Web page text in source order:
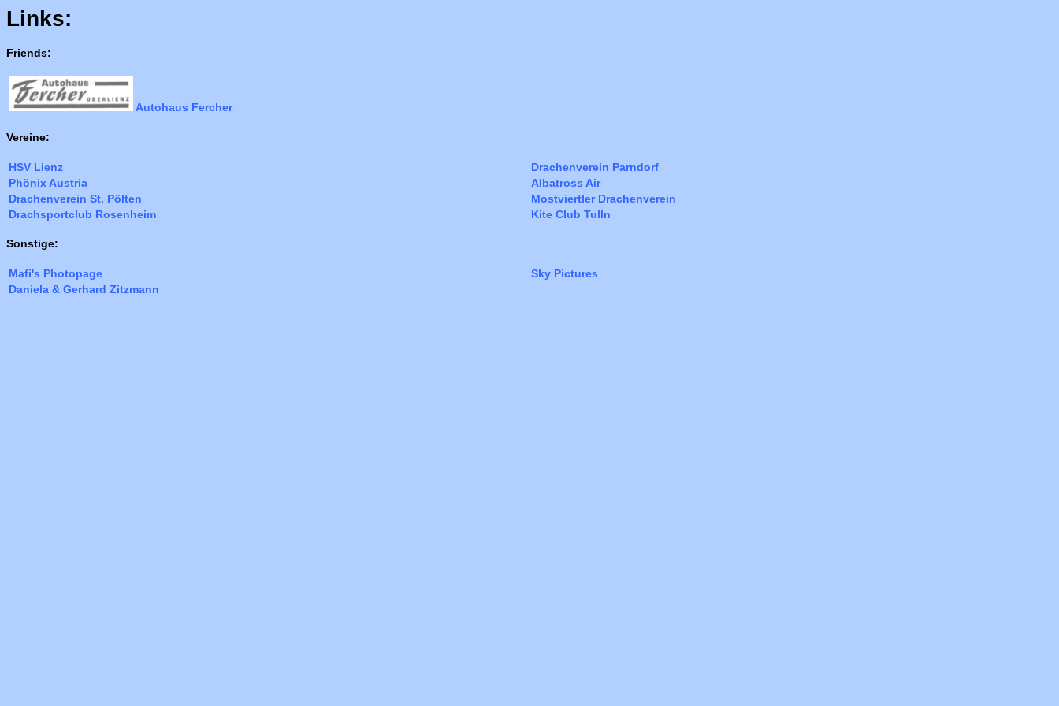
Links:
Friends:
Autohaus Fercher
Vereine:
HSV Lienz
Drachenverein Parndorf
Phönix Austria
Albatross Air
Drachenverein St. Pölten
Mostviertler Drachenverein
Drachsportclub Rosenheim
Kite Club Tulln
Sonstige:
Mafi's Photopage
Sky Pictures
Daniela & Gerhard Zitzmann